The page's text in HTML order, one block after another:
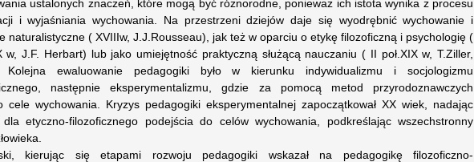
ustalonych znaczeń, które mogą być różnorodne, ponieważ ich istota wynika z procesu
i wyjaśniania wychowania. Na przestrzeni dziejów daje się wyodrębnić wychowanie i
naturalistyczne ( XVIIIw, J.J.Rousseau), jak też w oparciu o etykę filozoficzną i psychologię (
w, J.F. Herbart) lub jako umiejętność praktyczną służącą nauczaniu ( II poł.XIX w, T.Ziller,
Kolejna ewaluowanie pedagogiki było w kierunku indywidualizmu i socjologizmu
następnie eksperymentalizmu, gdzie za pomocą metod przyrodoznawczych
cele wychowania. Kryzys pedagogiki eksperymentalnej zapoczątkował XX wiek, nadając
dla etyczno-filozoficznego podejścia do celów wychowania, podkreślając wszechstronny
kierując się etapami rozwoju pedagogiki wskazał na pedagogikę filozoficzno-